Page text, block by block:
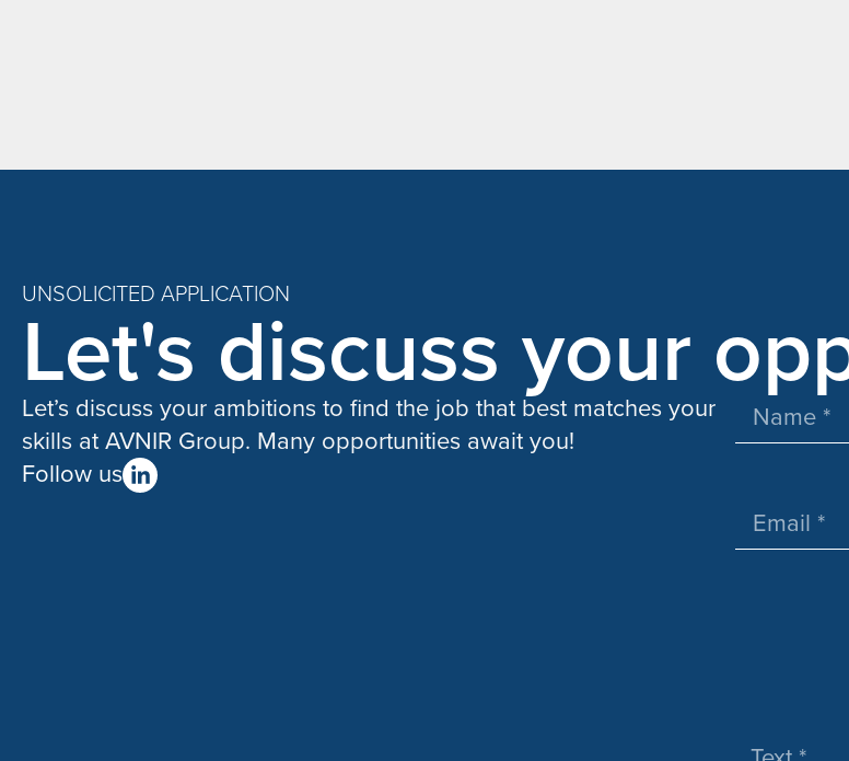
UNSOLICITED APPLICATION
Let's discuss your
Let’s discuss your ambitions to find the job that best matches your
skills at AVNIR Group. Many opportunities await you!
Follow us